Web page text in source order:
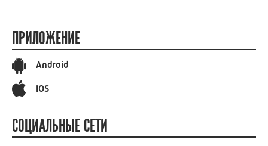
ПРИЛОЖЕНИЕ
Android
iOS
СОЦИАЛЬНЫЕ СЕТИ